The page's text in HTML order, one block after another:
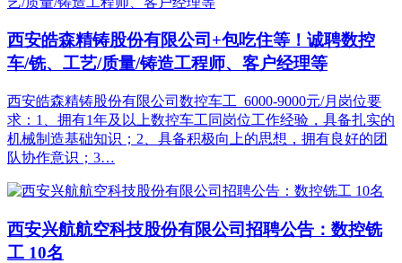
西安皓森精铸股份有限公司+包吃住等！诚聘数控
车/铣、工艺/质量/铸造工程师、客户经理等
西安皓森精铸股份有限公司数控车工 6000-9000元/月岗位要
求：1、拥有1年及以上数控车工同岗位工作经验，具备扎实的
机械制造基础知识；2、具备积极向上的思想，拥有良好的团
队协作意识；3…
西安兴航航空科技股份有限公司招聘公告：数控铣
工 10名